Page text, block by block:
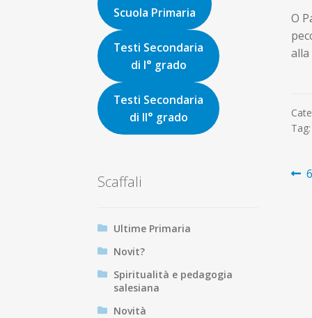
O
Tag:
Scuola Primaria
Testi Secondaria
di I° grado
Testi Secondaria
di II° grado
Scaffali
Ultime Primaria
Novit?
Spiritualità e pedagogia
salesiana
Novità